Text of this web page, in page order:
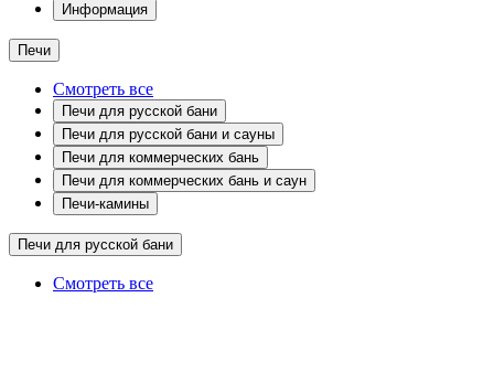
Информация
Печи
Смотреть все
Печи для русской бани
Печи для русской бани и сауны
Печи для коммерческих бань
Печи для коммерческих бань и саун
Печи-камины
Печи для русской бани
Смотреть все